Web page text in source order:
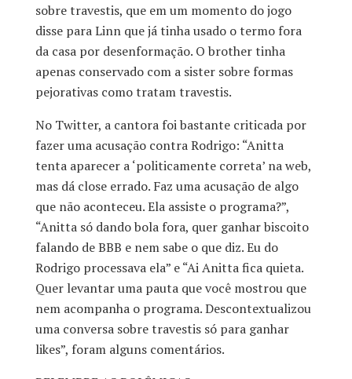
sobre travestis, que em um momento do jogo
disse para Linn que já tinha usado o termo fora
da casa por desenformação. O brother tinha
apenas conservado com a sister sobre formas
pejorativas como tratam travestis.
No Twitter, a cantora foi bastante criticada por
fazer uma acusação contra Rodrigo: “Anitta
tenta aparecer a ‘politicamente correta’ na web,
mas dá close errado. Faz uma acusação de algo
que não aconteceu. Ela assiste o programa?”,
“Anitta só dando bola fora, quer ganhar biscoito
falando de BBB e nem sabe o que diz. Eu do
Rodrigo processava ela” e “Ai Anitta fica quieta.
Quer levantar uma pauta que você mostrou que
nem acompanha o programa. Descontextualizou
uma conversa sobre travestis só para ganhar
likes”, foram alguns comentários.